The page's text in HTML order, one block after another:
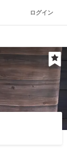
ログイン